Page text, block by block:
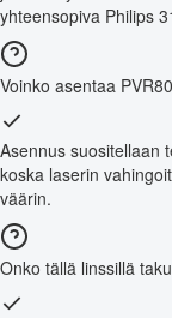
yhteensopiva Philips
Voinko asentaa
Asennus suositellaan
koska laserin
väärin.
Onko tällä linssillä